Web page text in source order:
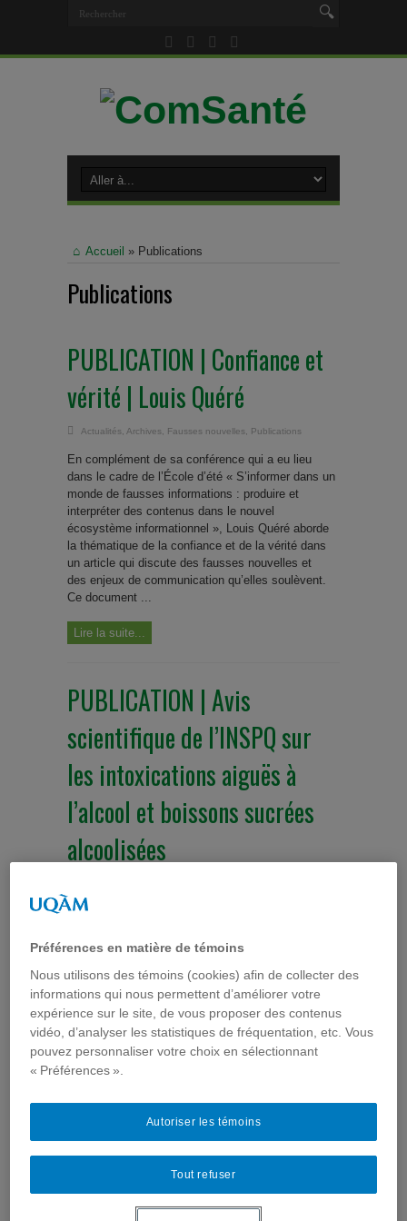
Accueil » Publications
Publications
PUBLICATION | Confiance et
vérité | Louis Quéré
Actualités Archives Fausses nouvelles Publications
En complément de sa conférence qui a eu lieu
dans le cadre de l’École d’été « S’informer dans un
monde de fausses informations : produire et
interpréter des contenus dans le nouvel
écosystème informationnel », Louis Quéré aborde
la thématique de la confiance et de la vérité dans
un article qui discute des fausses nouvelles et
des enjeux de communication qu’elles soulèvent.
Ce document ...
Lire la suite...
PUBLICATION | Avis
scientifique de l’INSPQ sur
les intoxications aiguës à
l’alcool et boissons sucrées
alcoolisées
L’avis scientifique de l’Institut national de santé
aiguës à l’alcool et boissons sucrées alcoolisées
membre de ComSanté, a collaboré à la rédaction
de ce document. Elle a discuté des enjeux de la
publicité sur ces produits. Mme. Niquette est
professeure au Département d’information et de
communication, ...
Rapport de recherche |
Consultation de parents d’un
Préférences en matière de témoins
Nous utilisons des témoins (cookies) afin de collecter des
informations qui nous permettent d’améliorer votre
expérience sur le site, de vous proposer des contenus
vidéo, d’analyser les statistiques de fréquentation, etc. Vous
pouvez personnaliser votre choix en sélectionnant
« Préférences ».
Tout refuser
Autoriser les témoins